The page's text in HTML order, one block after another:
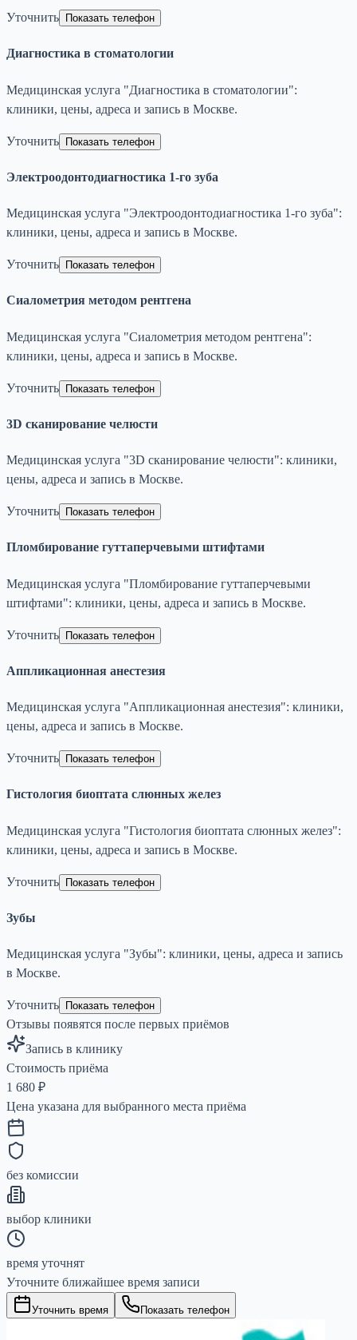
Уточнить Показать телефон
Диагностика в стоматологии
Медицинская услуга "Диагностика в стоматологии":
клиники, цены, адреса и запись в Москве.
Уточнить Показать телефон
Электроодонтодиагностика 1-го зуба
Медицинская услуга "Электроодонтодиагностика 1-го зуба":
клиники, цены, адреса и запись в Москве.
Уточнить Показать телефон
Сиалометрия методом рентгена
Медицинская услуга "Сиалометрия методом рентгена":
клиники, цены, адреса и запись в Москве.
Уточнить Показать телефон
3D сканирование челюсти
Медицинская услуга "3D сканирование челюсти": клиники,
цены, адреса и запись в Москве.
Уточнить Показать телефон
Пломбирование гуттаперчевыми штифтами
Медицинская услуга "Пломбирование гуттаперчевыми
штифтами": клиники, цены, адреса и запись в Москве.
Уточнить Показать телефон
Аппликационная анестезия
Медицинская услуга "Аппликационная анестезия": клиники,
цены, адреса и запись в Москве.
Уточнить Показать телефон
Гистология биоптата слюнных желез
Медицинская услуга "Гистология биоптата слюнных желез":
клиники, цены, адреса и запись в Москве.
Уточнить Показать телефон
Зубы
Медицинская услуга "Зубы": клиники, цены, адреса и запись
в Москве.
Уточнить Показать телефон
Отзывы появятся после первых приёмов
Запись в клинику
Стоимость приёма
1 680 ₽
Цена указана для выбранного места приёма
без комиссии
выбор клиники
время уточнят
Уточните ближайшее время записи
Уточнить время Показать телефон